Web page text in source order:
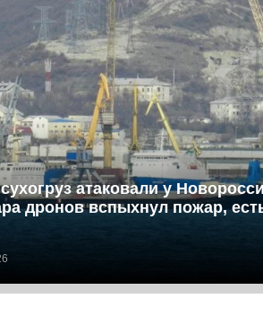
атаковали у
дронов вспыхнул пожар,